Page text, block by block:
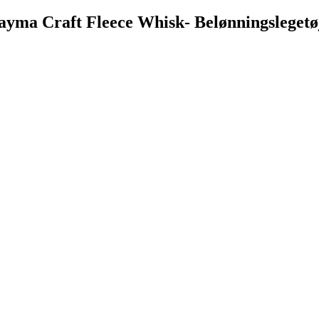
Craft Fleece Whisk-